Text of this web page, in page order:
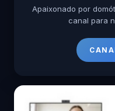
Apaixonado por
canal para